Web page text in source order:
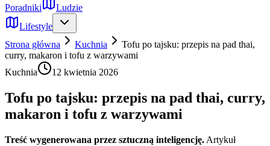
Poradniki
Ludzie
Lifestyle
Strona główna
Kuchnia
Tofu po tajsku: przepis na pad thai,
curry, makaron i tofu z warzywami
Kuchnia
12 kwietnia 2026
Tofu po tajsku: przepis na pad thai, curry,
makaron i tofu z warzywami
Treść wygenerowana przez sztuczną inteligencję. Artykuł